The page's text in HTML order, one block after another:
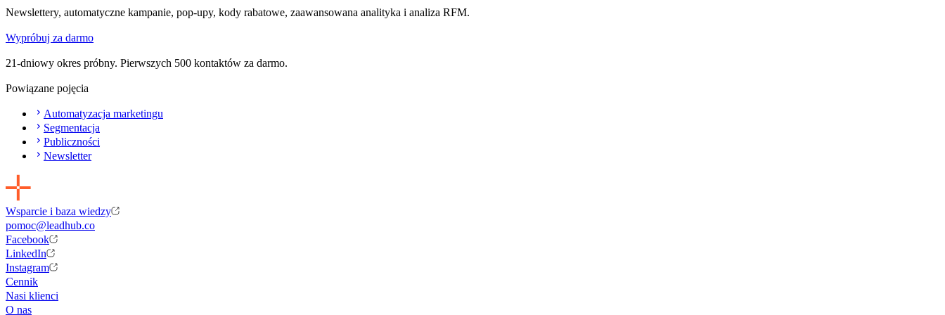
Newslettery, automatyczne kampanie, pop-upy, kody rabatowe, zaawansowana analityka i analiza RFM.
Wypróbuj za darmo
21-dniowy okres próbny. Pierwszych 500 kontaktów za darmo.
Powiązane pojęcia
Automatyzacja marketingu
Segmentacja
Publiczności
Newsletter
Wsparcie i baza wiedzy
pomoc@leadhub.co
Facebook
LinkedIn
Instagram
Cennik
Nasi klienci
O nas